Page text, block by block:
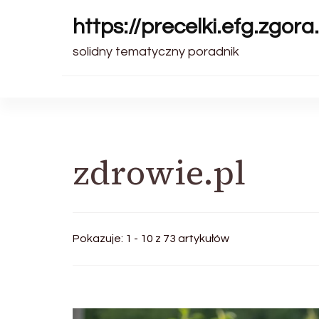
https://
solidny tematyczny poradnik
zdrowie.pl
Pokazuje: 1 - 10 z 73 artykułów